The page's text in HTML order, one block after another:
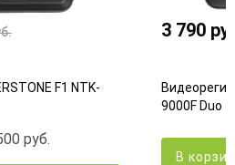
F1 NTK-
руб.
3 790
9000F Duo
В